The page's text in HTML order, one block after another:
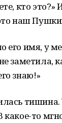
кто это?»
наш
его имя, у
заметила,
знаю!»
тишина.
какое-то